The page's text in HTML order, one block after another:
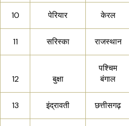
10 पेरियार केरल
11 सरिस्का राजस्थान
12 बुक्षा
पश्चिम
बंगाल
13 इंद्रावती छत्तीसगढ़